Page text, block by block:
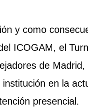
y como
ICOGAM, el
de
en la
presencial.